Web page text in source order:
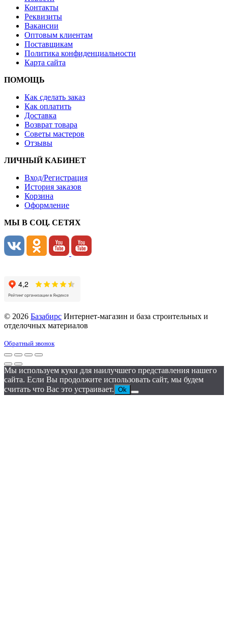
Контакты
Реквизиты
Вакансии
Оптовым клиентам
Поставщикам
Политика конфиденциальности
Карта сайта
ПОМОЩЬ
Как сделать заказ
Как оплатить
Доставка
Возврат товара
Советы мастеров
Отзывы
ЛИЧНЫЙ КАБИНЕТ
Вход/Регистрация
История заказов
Корзина
Оформление
МЫ В СОЦ. СЕТЯХ
© 2026 Базабирс Интернет-магазин и база строительных и
отделочных материалов
Обратный звонок
Мы используем куки для наилучшего представления нашего
сайта. Если Вы продолжите использовать сайт, мы будем
считать что Вас это устраивает. Ok